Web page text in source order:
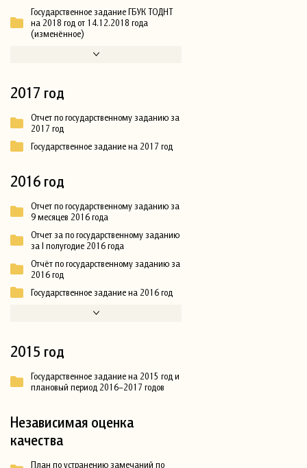
Государственное задание ГБУК ТОДНТ
на 2018 год от 14.12.2018 года
(изменённое)
2017 год
Отчет по государственному заданию за
2017 год
Государственное задание на 2017 год
2016 год
Отчет по государственному заданию за
9 месяцев 2016 года
Отчет за по государственному заданию
за I полугодие 2016 года
Отчёт по государственному заданию за
2016 год
Государственное задание на 2016 год
2015 год
Государственное задание на 2015 год и
плановый период 2016–2017 годов
Независимая оценка
качества
План по устранению замечаний по